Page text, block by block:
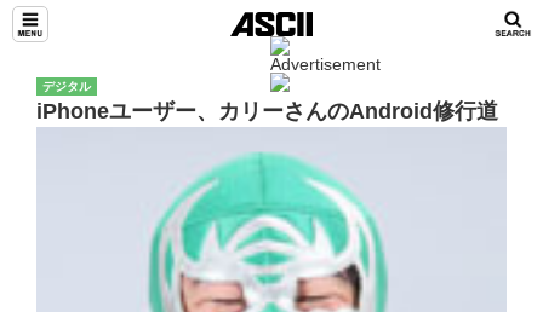
デジタル
iPhoneユーザー、カリーさんのAndroid修行道